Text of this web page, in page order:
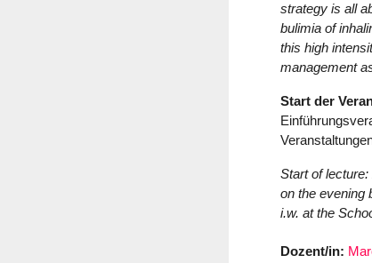
strategy is all
bulimia of
this high
management
Start der
Start of lecture:
on the evening
i.w. at the
Dozent/in: